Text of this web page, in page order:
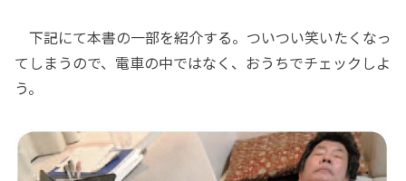
下記にて本書の一部を紹介する。ついつい笑いたくなっ
てしまうので、電車の中ではなく、おうちでチェックしよ
う。